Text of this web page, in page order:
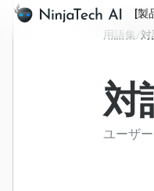
[製
用語集/
対
ユーザ